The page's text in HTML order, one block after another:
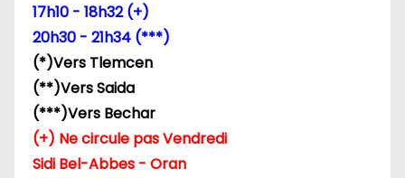
a
r
t
17h10 - 18h32 (+)
20h30 - 21h34 (***)
(*)Vers Tlemcen
(**)Vers Saida
(***)Vers Bechar
(+) Ne circule pas Vendredi
Sidi Bel-Abbes - Oran